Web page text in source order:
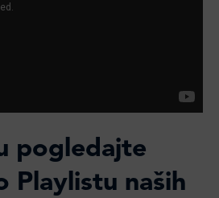
pogledajte
Playlistu naših